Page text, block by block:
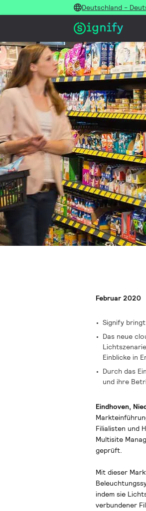
Deutschland -
Februar 2020
Signify
Das neue
Einblicke in
Durch das
und ihre
Eindhoven,
Filialisten und
Multisite
geprüft.
Mit dieser
indem sie
verbundener